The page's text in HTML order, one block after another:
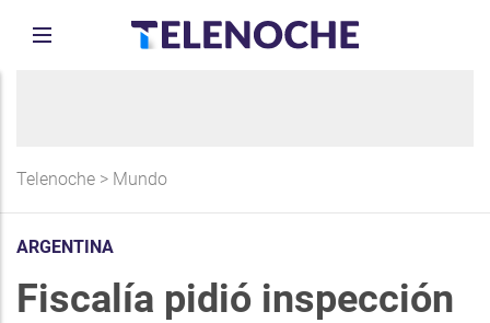
Telenoche > Mundo
ARGENTINA
Fiscalía pidió inspección